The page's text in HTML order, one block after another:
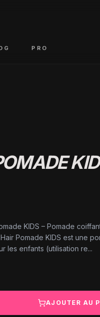
PRO
KIDS – Pomade
Pomade KIDS est une
les enfants (utilisation re...
AJOUTER AU